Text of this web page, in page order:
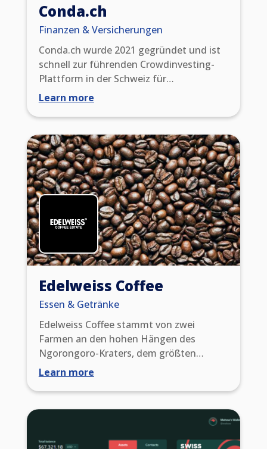
Conda.ch
Finanzen & Versicherungen
Conda.ch wurde 2021 gegründet und ist
schnell zur führenden Crowdinvesting-
Plattform in der Schweiz für
Direktinvestitionen geworden. CONDA.ch
als 16 Millionen Schweizer Franken
finanziert. Derzeit verfügt CONDA.ch
über eine Gemeinschaft von über 11.000
Investoren, die ihnen die Möglichkeit
bietet, direkt in ausgewählte wachsende
Schweizer Startups mit bedeutendem
Potenzial zu investieren.
Learn more
Edelweiss Coffee
Essen & Getränke
Edelweiss Coffee stammt von zwei
Farmen an den hohen Hängen des
Ngorongoro-Kraters, dem größten
ununterbrochenen Caldera (Krater) der
dem Zufluchtsort für zahlreiche Wildtiere
in Tansania. Eine Ethik der Nachhaltigkeit
und der Verantwortung, die sich durch
drei Generationen derselben Familie
Learn more